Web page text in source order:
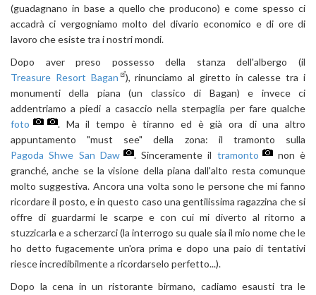
(guadagnano in base a quello che producono) e come spesso ci
accadrà ci vergogniamo molto del divario economico e di ore di
lavoro che esiste tra i nostri mondi.
Dopo aver preso possesso della stanza dell'albergo (il
Treasure Resort Bagan
), rinunciamo al giretto in calesse tra i
monumenti della piana (un classico di Bagan) e invece ci
addentriamo a piedi a casaccio nella sterpaglia per fare qualche
foto
. Ma il tempo è tiranno ed è già ora di una altro
appuntamento "must see" della zona: il tramonto sulla
Pagoda Shwe San Daw
. Sinceramente il tramonto
non è
granché, anche se la visione della piana dall'alto resta comunque
molto suggestiva. Ancora una volta sono le persone che mi fanno
ricordare il posto, e in questo caso una gentilissima ragazzina che si
offre di guardarmi le scarpe e con cui mi diverto al ritorno a
stuzzicarla e a scherzarci (la interrogo su quale sia il mio nome che le
ho detto fugacemente un'ora prima e dopo una paio di tentativi
riesce incredibilmente a ricordarselo perfetto...).
Dopo la cena in un ristorante birmano, cadiamo esausti tra le